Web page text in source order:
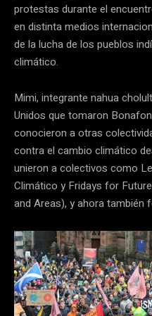
protestas durante el
en distinta medios
de la lucha de los pueblos
climático.
Mimi, integrante nahua
Unidos que tomaron
conocieron a otras
contra el cambio climático
unieron a colectivos como
Climático y Fridays for
and Areas), y ahora